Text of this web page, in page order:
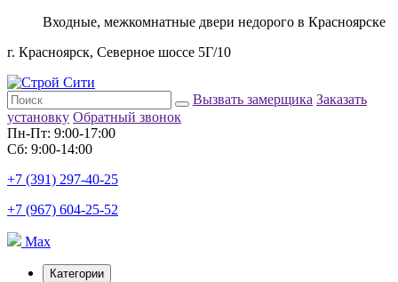
Входные, межкомнатные двери недорого в Красноярске
г. Красноярск, Северное шоссе 5Г/10
Вызвать замерщика Заказать
установку Обратный звонок
Пн-Пт: 9:00-17:00
Сб: 9:00-14:00
+7 (391) 297-40-25
+7 (967) 604-25-52
Max
Категории